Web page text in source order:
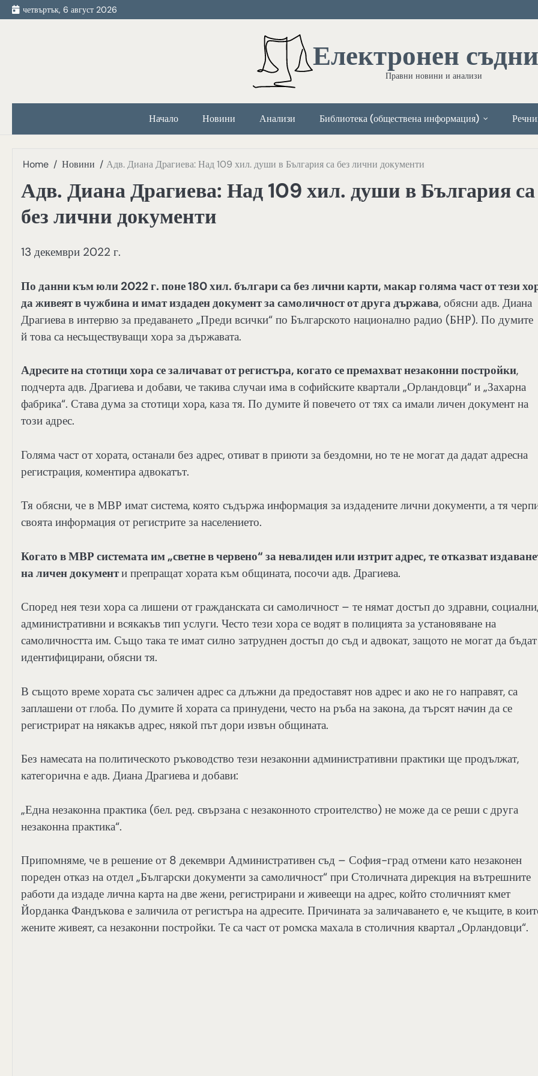
Skip
to
четвъртък, 6 август 2026
Електронен
Правни новини и анализи
Начало Новини Анализи Библиотека (обществена информация)
Home Новини Адв. Диана Драгиева: Над 109 хил. души в България са без лични документи
Адв. Диана Драгиева: Над 109 хил. души в България са
без лични документи
13 декември 2022 г.
По данни към юли 2022 г. поне 180 хил. българи са без лични карти, макар голяма част от тези
да живеят в чужбина и имат издаден документ за самоличност от друга държава, обясни адв. Диана
Драгиева в интервю за предаването „Преди всички“ по Българското национално радио (БНР). По думите
й това са несъществуващи хора за държавата.
Адресите на стотици хора се заличават от регистъра, когато се премахват незаконни постройки,
подчерта адв. Драгиева и добави, че такива случаи има в софийските квартали „Орландовци“ и „Захарна
фабрика“. Става дума за стотици хора, каза тя. По думите й повечето от тях са имали личен документ на
този адрес.
Голяма част от хората, останали без адрес, отиват в приюти за бездомни, но те не могат да дадат адресна
регистрация, коментира адвокатът.
Тя обясни, че в МВР имат система, която съдържа информация за издадените лични документи, а тя
своята информация от регистрите за населението.
Когато в МВР системата им „светне в червено“ за невалиден или изтрит адрес, те отказват
на личен документи препращат хората към общината, посочи адв. Драгиева.
Според нея тези хора са лишени от гражданската си самоличност – те нямат достъп до здравни, социални,
административни и всякакъв тип услуги. Често тези хора се водят в полицията за установяване на
самоличността им. Също така те имат силно затруднен достъп до съд и адвокат, защото не могат да бъдат
идентифицирани, обясни тя.
В същото време хората със заличен адрес са длъжни да предоставят нов адрес и ако не го направят, са
заплашени от глоба. По думите й хората са принудени, често на ръба на закона, да търсят начин да се
регистрират на някакъв адрес, някой път дори извън общината.
Без намесата на политическото ръководство тези незаконни административни практики ще продължат,
категорична е адв. Диана Драгиева и добави:
„Една незаконна практика (бел. ред. свързана с незаконното строителство) не може да се реши с друга
незаконна практика“.
Припомняме, че в решение от 8 декември Административен съд – София-град отмени като незаконен
пореден отказ на отдел „Български документи за самоличност“ при Столичната дирекция на вътрешните
работи да издаде лична карта на две жени, регистрирани и живеещи на адрес, който столичният кмет
Йорданка Фандъкова е заличила от регистъра на адресите. Причината за заличаването е, че къщите, в
жените живеят, са незаконни постройки. Те са част от ромска махала в столичния квартал „Орландовци“.